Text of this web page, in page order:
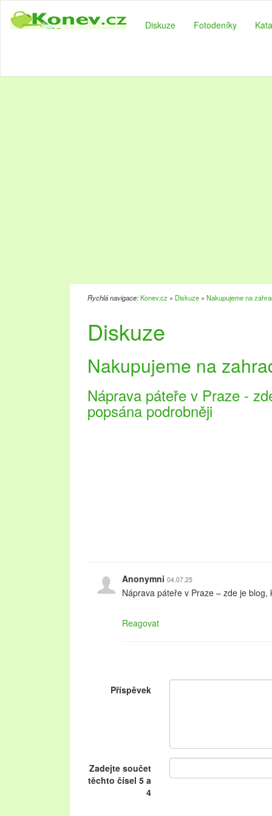
Diskuze Fotodeníky
Rychlá navigace:Konev.cz » Diskuze » Nakupujeme na
Diskuze
Nakupujeme na
Náprava páteře v Praze -
popsána podrobněji
Anonymni 04.07.25
Náprava páteře v Praze – zde je
Reagovat
Příspěvek
Zadejte součet
těchto čísel 5 a
4